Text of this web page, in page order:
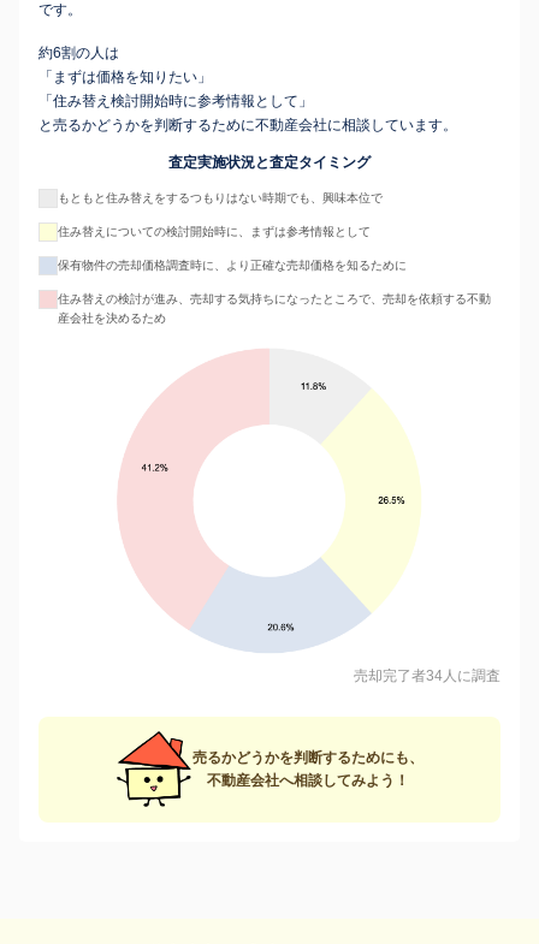
です。
約6割の人は
「まずは価格を知りたい」
「住み替え検討開始時に参考情報として」
と売るかどうかを判断するために不動産会社に相談しています。
査定実施状況と査定タイミング
もともと住み替えをするつもりはない時期でも、興味本位で
住み替えについての検討開始時に、まずは参考情報として
保有物件の売却価格調査時に、より正確な売却価格を知るために
住み替えの検討が進み、売却する気持ちになったところで、売却を依頼する不動
産会社を決めるため
売却完了者34人に調査
売るかどうかを判断するためにも、
不動産会社へ相談してみよう！